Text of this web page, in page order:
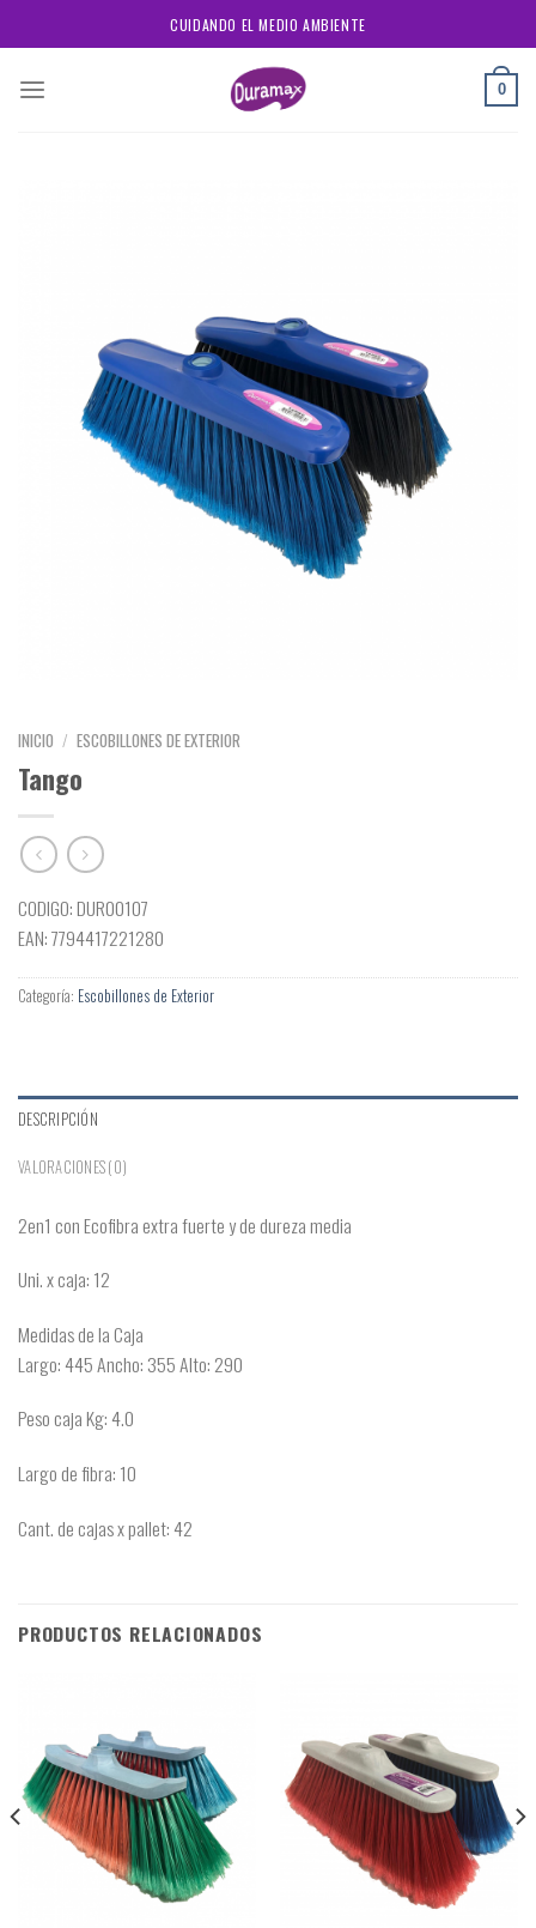
to
CUIDANDO EL MEDIO AMBIENTE
0
INICIO / ESCOBILLONES DE EXTERIOR
Tango
CODIGO: DUR00107
EAN: 7794417221280
Categoría: Escobillones de Exterior
DESCRIPCIÓN
VALORACIONES (0)
2en1 con Ecofibra extra fuerte y de dureza media
Uni. x caja: 12
Medidas de la Caja
Largo: 445 Ancho: 355 Alto: 290
Peso caja Kg: 4.0
Largo de fibra: 10
Cant. de cajas x pallet: 42
PRODUCTOS RELACIONADOS